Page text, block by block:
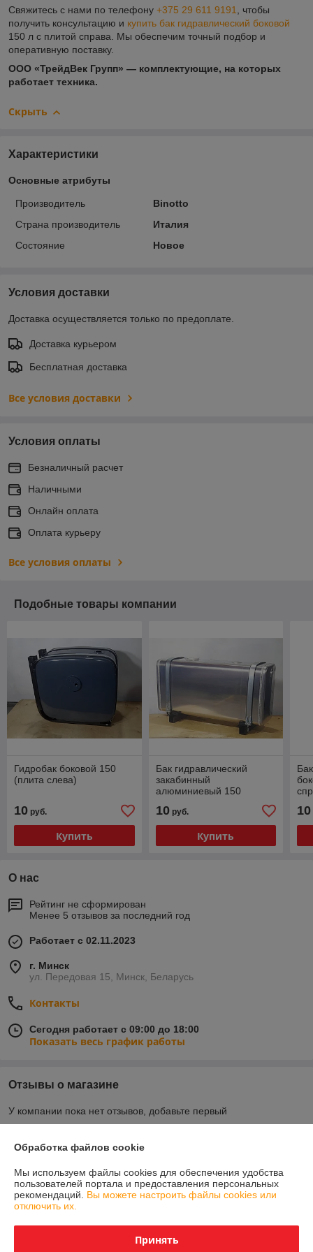
Свяжитесь с нами по телефону +375 29 611 9191
, чтобы
получить консультацию и купить бак гидравлический боковой
150 л с плитой справа. Мы обеспечим точный подбор и
оперативную поставку.
ООО «ТрейдВек Групп» — комплектующие, на которых
работает техника.
Скрыть
Характеристики
Основные атрибуты
Производитель
Binotto
Страна производитель
Италия
Состояние
Новое
Условия доставки
Доставка осуществляется только по предоплате.
Доставка курьером
Бесплатная доставка
Все условия доставки
Условия оплаты
Безналичный расчет
Наличными
Онлайн оплата
Оплата курьеру
Все условия оплаты
Подобные товары компании
Гидробак боковой 150
(плита слева)
10 руб.
Купить
Бак гидравлический
закабинный
алюминиевый 150
10руб.
Купить
10
О нас
Рейтинг не сформирован
Менее 5 отзывов за последний год
Работает с 02.11.2023
г. Минск
ул. Передовая 15, Минск, Беларусь
Контакты
Сегодня работает с 09:00 до 18:00
Показать весь график работы
Отзывы о магазине
У компании пока нет отзывов, добавьте первый
О нас
Контакты
Обработка файлов cookie
Мы используем файлы cookies для обеспечения удобства
пользователей портала и предоставления персональных
рекомендаций. Вы можете настроить файлы cookies или
отключить их.
Принять